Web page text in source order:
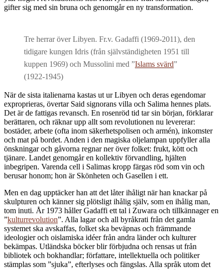
gifter sig med sin bruna och genomgår en ny transformation.
Tre herrar över Libyen. Fr.v. Gadaffi (1969-2011), den
tidigare kungen Idris (från självständigheten 1951 till
kuppen 1969) och Mussolini med ”Islams svärd”
(1922-1945)
När de sista italienarna kastas ut ur Libyen och deras egendomar
exproprieras, övertar Said signorans villa och Salima hennes plats.
Det är de fattigas revansch. En rosenröd tid tar sin början, förklarar
berättaren, och räknar upp allt som revolutionen nu levererar:
bostäder, arbete (ofta inom säkerhetspolisen och armén), inkomster
och mat på bordet. Anden i den magiska oljelampan uppfyller alla
önskningar och gåvorna regnar ner över folket: frukt, kött och
tjänare. Landet genomgår en kollektiv förvandling, hjälten
inbegripen. Varenda cell i Salimas kropp färgas röd som vin och
berusar honom; hon är Skönheten och Gasellen i ett.
Men en dag upptäcker han att det låter ihåligt när han knackar på
skulpturen och känner sig plötsligt ihålig själv, som en ihålig man,
tom inuti. År 1973 håller Gadaffi ett tal i Zuwara och tillkännager en
”kulturrevolution”. Alla lagar och all byråkrati från det gamla
systemet ska avskaffas, folket ska beväpnas och främmande
ideologier och oislamiska idéer från andra länder och kulturer
bekämpas. Utländska böcker blir förbjudna och rensas ut från
bibliotek och bokhandlar; författare, intellektuella och politiker
stämplas som ”sjuka”, efterlyses och fängslas. Alla språk utom det